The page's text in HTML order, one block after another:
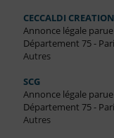
CECCALDI
Annonce légale
Département 75 -
Autres
SCG
Annonce légale
Département 75 -
Autres